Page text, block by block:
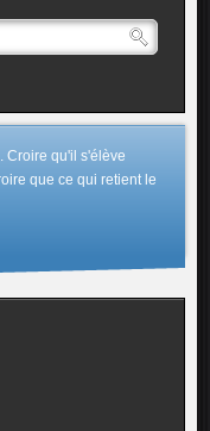
Croire qu'il s'élève
que ce qui retient le